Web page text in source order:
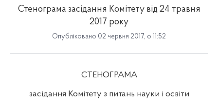
Стенограма засідання Комітету від 24 травня
2017 року
Опубліковано 02 червня 2017, о 11:52
СТЕНОГРАМА
засідання Комітету з питань науки і освіти